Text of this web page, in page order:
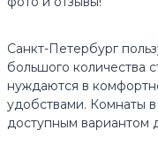
Санкт-Петербург
большого количества
нуждаются в
удобствами. Комнаты
доступным вариантом